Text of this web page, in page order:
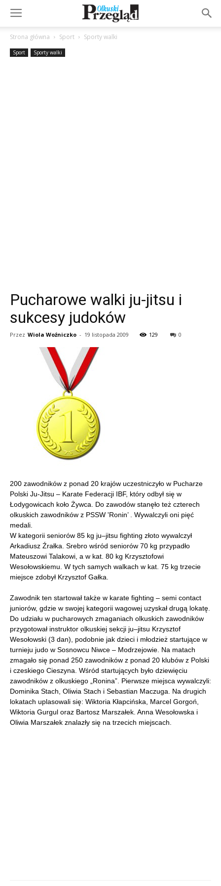
Strona główna Sport Sporty walki
Sport Sporty walki
Pucharowe walki ju-jitsu i
sukcesy judoków
Przez Wiola Woźniczko - 19 listopada 2009 129 0
200 zawodników z ponad 20 krajów uczestniczyło w Pucharze
Polski Ju-Jitsu – Karate Federacji IBF, który odbył się w
Łodygowicach koło Żywca. Do zawodów stanęło też czterech
olkuskich zawodników z PSSW 'Ronin’ . Wywalczyli oni pięć
medali.
W kategorii seniorów 85 kg ju–jitsu fighting złoto wywalczył
Arkadiusz Źrałka. Srebro wśród seniorów 70 kg przypadło
Mateuszowi Talakowi, a w kat. 80 kg Krzysztofowi
Wesołowskiemu. W tych samych walkach w kat. 75 kg trzecie
miejsce zdobył Krzysztof Gałka.
Zawodnik ten startował także w karate fighting – semi contact
juniorów, gdzie w swojej kategorii wagowej uzyskał drugą lokatę.
Do udziału w pucharowych zmaganiach olkuskich zawodników
przygotował instruktor olkuskiej sekcji ju–jitsu Krzysztof
Wesołowski (3 dan), podobnie jak dzieci i młodzież startujące w
turnieju judo w Sosnowcu Niwce – Modrzejowie. Na matach
zmagało się ponad 250 zawodników z ponad 20 klubów z Polski
i czeskiego Cieszyna. Wśród startujących było dziewięciu
zawodników z olkuskiego „Ronina”. Pierwsze miejsca wywalczyli:
Dominika Stach, Oliwia Stach i Sebastian Maczuga. Na drugich
lokatach uplasowali się: Wiktoria Kłapcińska, Marcel Gorgoń,
Wiktoria Gurgul oraz Bartosz Marszałek. Anna Wesołowska i
Oliwia Marszałek znalazły się na trzecich miejscach.